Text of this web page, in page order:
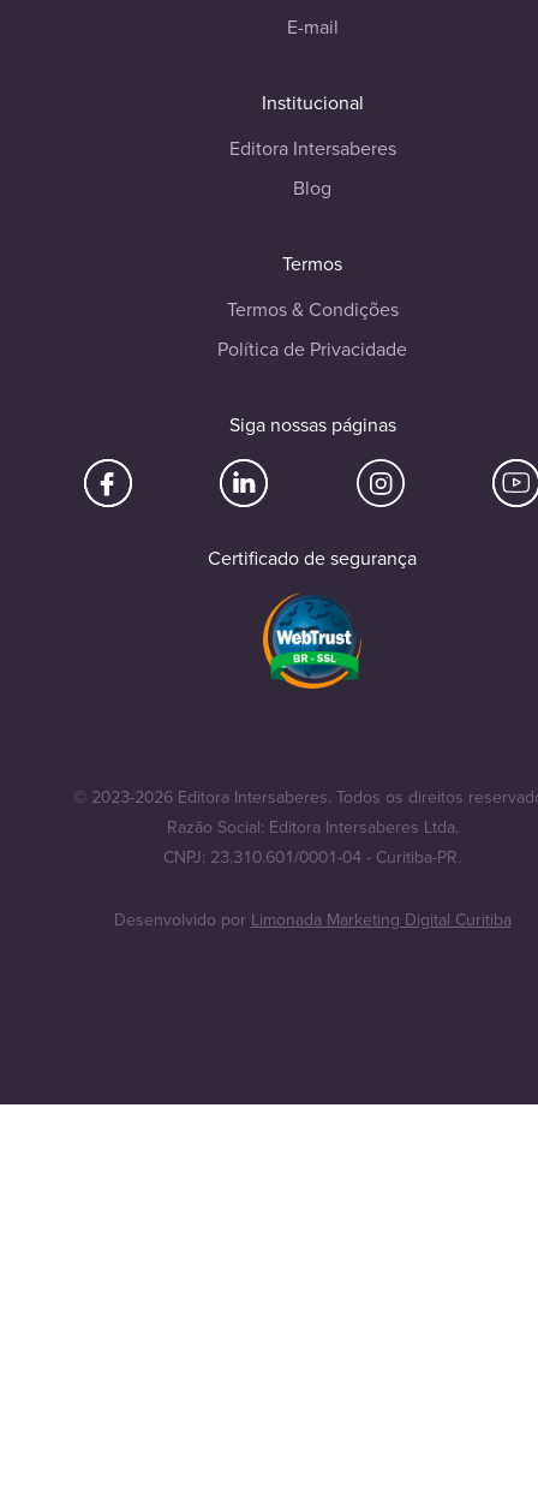
E-mail
Institucional
Editora Intersaberes
Blog
Termos
Termos & Condições
Política de Privacidade
Siga nossas páginas
Certificado de segurança
© 2023-2026 Editora Intersaberes. Todos os direitos
Razão Social: Editora Intersaberes Ltda.
CNPJ: 23.310.601/0001-04 - Curitiba-PR.
Desenvolvido por Limonada Marketing Digital Curitiba